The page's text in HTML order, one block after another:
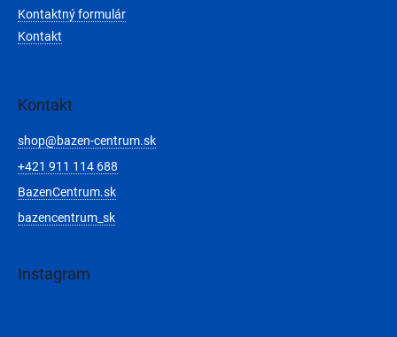
Kontaktný formulár
Kontakt
Kontakt
shop@bazen-centrum.sk
+421 911 114 688
BazenCentrum.sk
bazencentrum_sk
Instagram